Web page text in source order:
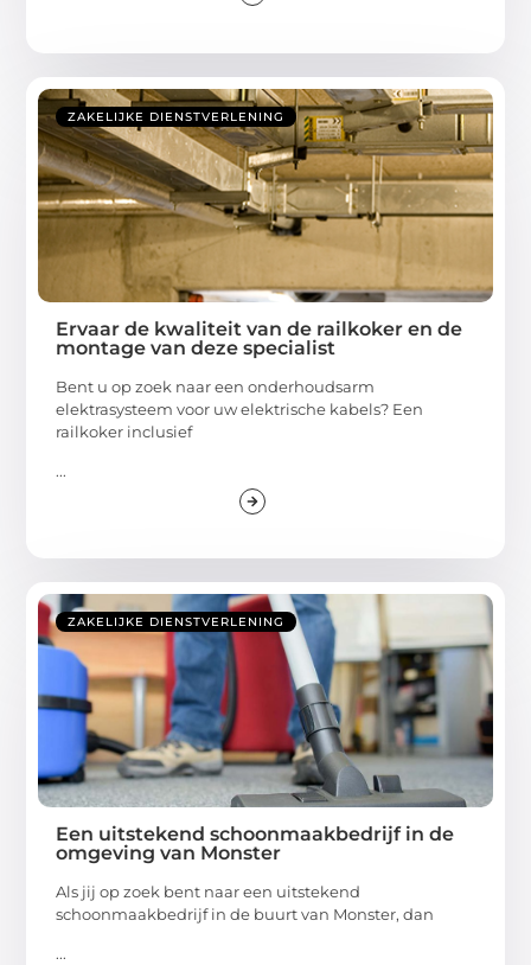
ZAKELIJKE DIENSTVERLENING
Ervaar de kwaliteit van de railkoker en de
montage van deze specialist
Bent u op zoek naar een onderhoudsarm
elektrasysteem voor uw elektrische kabels? Een
railkoker inclusief
...
ZAKELIJKE DIENSTVERLENING
Een uitstekend schoonmaakbedrijf in de
omgeving van Monster
Als jij op zoek bent naar een uitstekend
schoonmaakbedrijf in de buurt van Monster, dan
...